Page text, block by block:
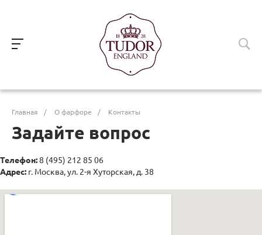
Главная / О фарфоре / Контакты
Задайте вопрос
Телефон:8 (495) 212 85 06
Адрес: г. Москва, ул. 2-я Хуторская, д. 38